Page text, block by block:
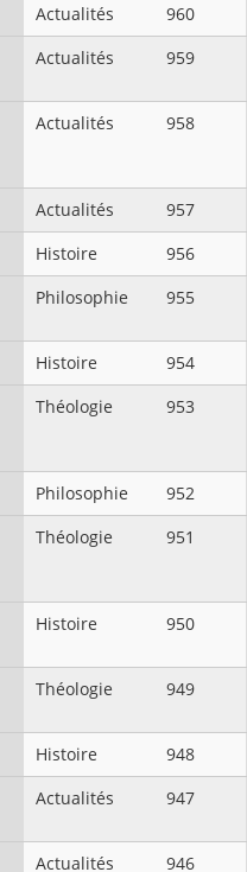
Actualités
960
Actualités 959
Actualités 958
Actualités
957
Histoire
956
Philosophie 955
Histoire
954
Théologie 953
Philosophie
952
Théologie 951
Histoire 950
Théologie 949
Histoire
948
Actualités 947
Actualités 946